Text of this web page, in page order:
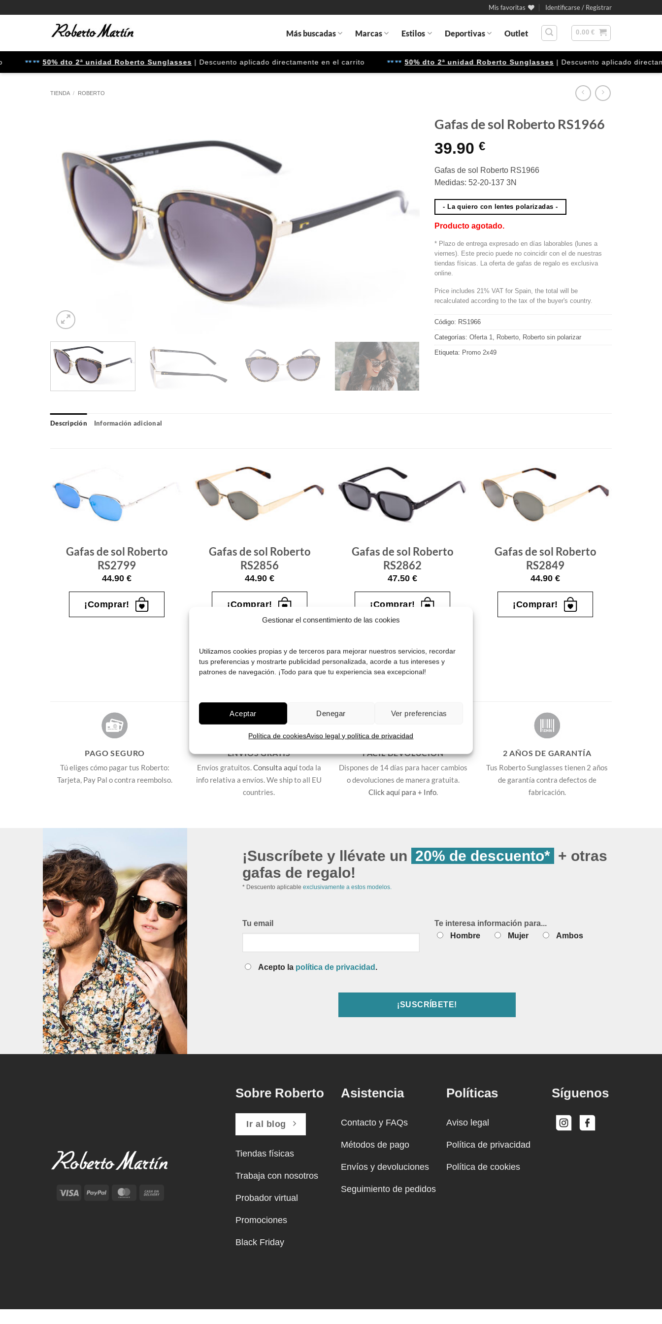
Gestionar el consentimiento de las cookies
Utilizamos cookies propias y de terceros para mejorar nuestros servicios, recordar
tus preferencias y mostrarte publicidad personalizada, acorde a tus intereses y
patrones de navegación. ¡Todo para que tu experiencia sea excepcional!
Aceptar Denegar Ver preferencias
Política de cookiesAviso legal y política de privacidad
Mis favoritas Identificarse / Registrar
Más buscadas Marcas Estilos Deportivas Outlet 0.00€
50% dto 2ª unidad Roberto Sunglasses | Descuento aplicado directamente en el carrito 50% dto 2ª unidad Roberto Sunglasses | Descuento aplicado
TIENDA / ROBERTO
Gafas de sol Roberto RS1966
39.90 €
Gafas de sol Roberto RS1966
Medidas: 52-20-137 3N
- La quiero con lentes polarizadas -
Producto agotado.
* Plazo de entrega expresado en días laborables (lunes a
viernes). Este precio puede no coincidir con el de nuestras
tiendas físicas. La oferta de gafas de regalo es exclusiva
online.
Price includes 21% VAT for Spain, the total will be
recalculated according to the tax of the buyer's country.
Código: RS1966
Categorías: Oferta 1, Roberto, Roberto sin polarizar
Etiqueta: Promo 2x49
Descripción Información adicional
de sol
Gafas de sol Roberto
RS2799
44.90 €
¡Comprar!
Gafas
de sol
Gafas de sol Roberto
RS2856
44.90 €
¡Comprar!
Gafas
de sol
Gafas de sol Roberto
RS2862
47.50 €
¡Comprar!
Gafas
de sol
Gafas de sol Roberto
RS2849
44.90 €
¡Comprar!
PAGO SEGURO
Tú eliges cómo pagar tus Roberto:
Tarjeta, Pay Pal o contra reembolso.
ENVÍOS GRATIS
Envíos gratuitos.Consulta aquítoda la
info relativa a envíos. We ship to all EU
countries.
FÁCIL DEVOLUCIÓN
Dispones de 14 días para hacer cambios
o devoluciones de manera gratuita.
Click aquí para + Info.
2 AÑOS DE GARANTÍA
Tus Roberto Sunglasses tienen 2 años
de garantía contra defectos de
fabricación.
¡Suscríbete y llévate un 20% de descuento* + otras
gafas de regalo!
* Descuento aplicable exclusivamente a estos modelos.
Tu email
Acepto la política de privacidad .
Te interesa información para...
Hombre
Mujer Ambos
Visa PayPal MasterCard
Sobre Roberto
Ir al blog
Tiendas físicas
Trabaja con nosotros
Probador virtual
Promociones
Black Friday
Asistencia
Contacto y FAQs
Métodos de pago
Envíos y devoluciones
Seguimiento de pedidos
Políticas
Aviso legal
Política de privacidad
Política de cookies
Síguenos